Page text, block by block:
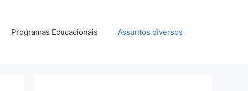
Programas Educacionais Assuntos diversos